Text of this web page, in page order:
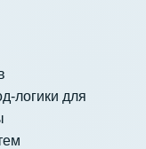
логики для